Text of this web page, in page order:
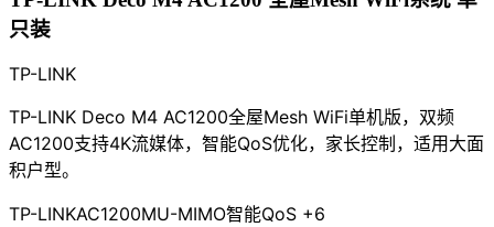
只装
TP-LINK
TP-LINK Deco M4 AC1200全屋Mesh WiFi单机版，双频
AC1200支持4K流媒体，智能QoS优化，家长控制，适用大面
积户型。
TP-LINKAC1200MU-MIMO智能QoS +6